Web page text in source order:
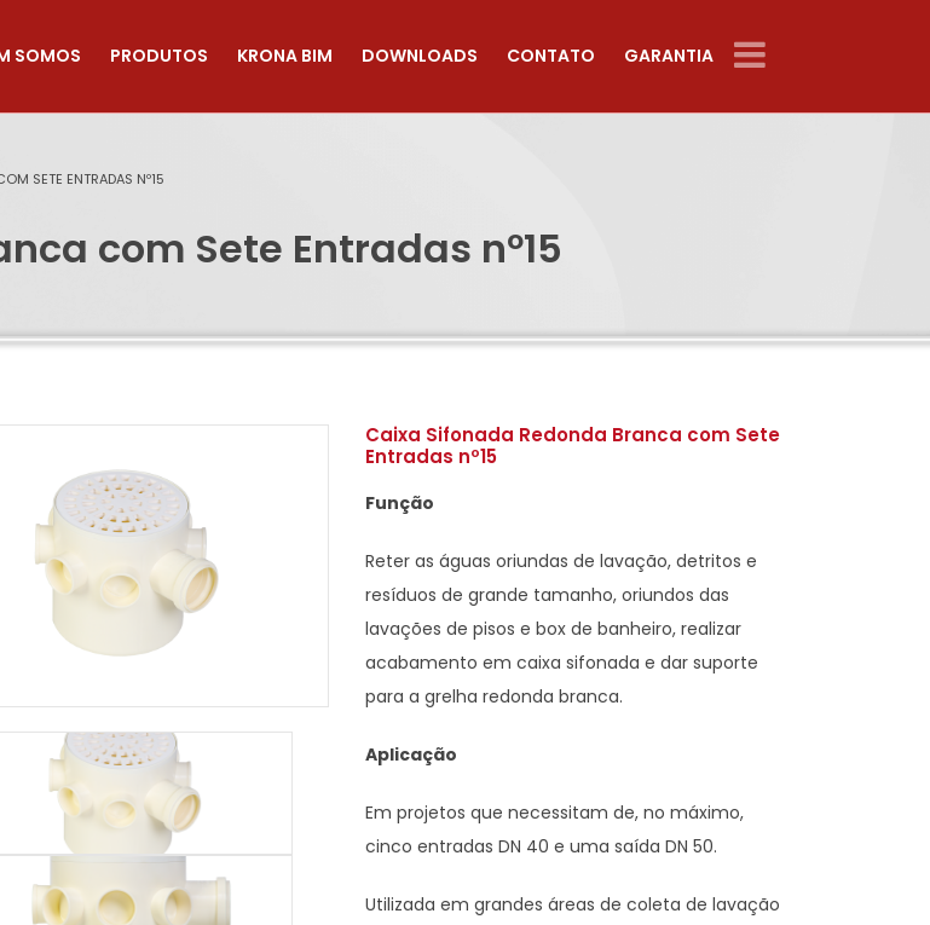
SOMOS PRODUTOS KRONA BIM DOWNLOADS CONTATO GARANTIA
SETE ENTRADAS Nº15
com Sete Entradas nº15
Caixa Sifonada Redonda Branca com Sete
Entradas nº15
Função
Reter as águas oriundas de lavação, detritos e
resíduos de grande tamanho, oriundos das
lavações de pisos e box de banheiro, realizar
acabamento em caixa sifonada e dar suporte
para a grelha redonda branca.
Aplicação
Em projetos que necessitam de, no máximo,
cinco entradas DN 40 e uma saída DN 50.
Utilizada em grandes áreas de coleta de lavação